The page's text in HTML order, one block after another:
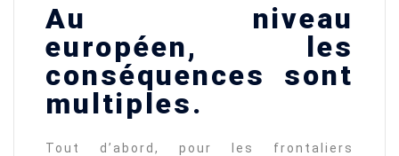
Au niveau
européen, les
conséquences sont
multiples.
Tout d’abord, pour les frontaliers